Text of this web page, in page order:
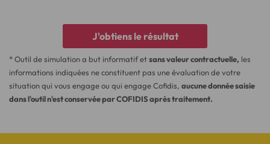
* Outil de simulation a but informatif etsans valeur contractuelle, les
informations indiquées ne constituent pas une évaluation de votre
situation qui vous engage ou qui engage Cofidis, aucune donnée saisie
dans l'outil n'est conservée par COFIDIS après traitement.